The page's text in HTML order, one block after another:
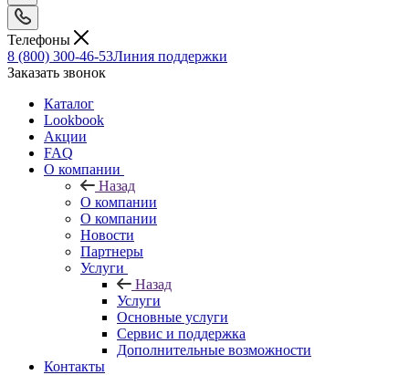
Телефоны
8 (800) 300-46-53Линия поддержки
Заказать звонок
Каталог
Lookbook
Акции
FAQ
О компании
Назад
О компании
О компании
Новости
Партнеры
Услуги
Назад
Услуги
Основные услуги
Сервис и поддержка
Дополнительные возможности
Контакты